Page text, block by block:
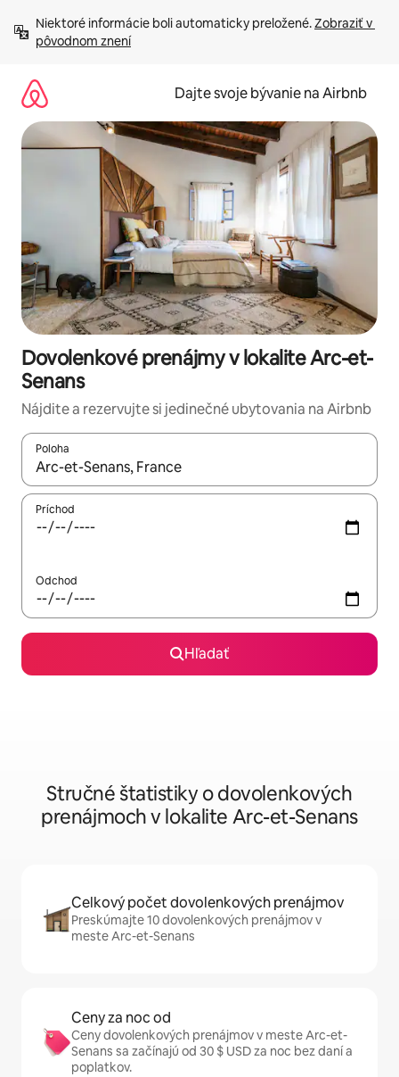
obsah.
Niektoré informácie boli automaticky preložené. Zobraziť v
pôvodnom znení
Dajte svoje bývanie na Airbnb
Dovolenkové prenájmy v lokalite Arc-et-
Senans
Nájdite a rezervujte si jedinečné ubytovania na Airbnb
Poloha
Keď budú výsledky k dispozícii, môžete si ich prechádzať
Príchod
Odchod
Hľadať
Stručné štatistiky o dovolenkových
prenájmoch v lokalite Arc-et-Senans
Celkový počet dovolenkových prenájmov
Preskúmajte 10 dovolenkových prenájmov v
meste Arc-et-Senans
Ceny za noc od
Ceny dovolenkových prenájmov v meste Arc-et-
Senans sa začínajú od 30 $ USD za noc bez daní a
poplatkov.